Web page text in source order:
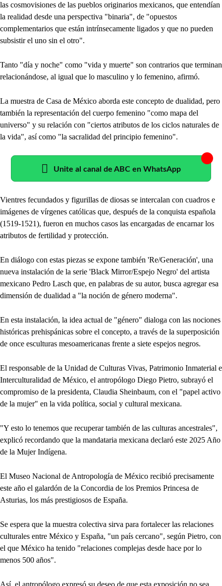
las cosmovisiones de las pueblos originarios mexicanos, que entendían
la realidad desde una perspectiva "binaria", de "opuestos
complementarios que están intrínsecamente ligados y que no pueden
subsistir el uno sin el otro".
Tanto "día y noche" como "vida y muerte" son contrarios que terminan
relacionándose, al igual que lo masculino y lo femenino, afirmó.
La muestra de Casa de México aborda este concepto de dualidad, pero
también la representación del cuerpo femenino "como mapa del
universo" y su relación con "ciertos atributos de los ciclos naturales de
la vida", así como "la sacralidad del principio femenino".
Unite al canal de ABC en WhatsApp
Vientres fecundados y figurillas de diosas se intercalan con cuadros e
imágenes de vírgenes católicas que, después de la conquista española
(1519-1521), fueron en muchos casos las encargadas de encarnar los
atributos de fertilidad y protección.
En diálogo con estas piezas se expone también 'Re/Generación', una
nueva instalación de la serie 'Black Mirror/Espejo Negro' del artista
mexicano Pedro Lasch que, en palabras de su autor, busca agregar esa
dimensión de dualidad a "la noción de género moderna".
En esta instalación, la idea actual de "género" dialoga con las nociones
históricas prehispánicas sobre el concepto, a través de la superposición
de once esculturas mesoamericanas frente a siete espejos negros.
El responsable de la Unidad de Culturas Vivas, Patrimonio Inmaterial e
Interculturalidad de México, el antropólogo Diego Pietro, subrayó el
compromiso de la presidenta, Claudia Sheinbaum, con el "papel activo
de la mujer" en la vida política, social y cultural mexicana.
"Y esto lo tenemos que recuperar también de las culturas ancestrales",
explicó recordando que la mandataria mexicana declaró este 2025 Año
de la Mujer Indígena.
El Museo Nacional de Antropología de México recibió precisamente
este año el galardón de la Concordia de los Premios Princesa de
Asturias, los más prestigiosos de España.
Se espera que la muestra colectiva sirva para fortalecer las relaciones
culturales entre México y España, "un país cercano", según Pietro, con
el que México ha tenido "relaciones complejas desde hace por lo
menos 500 años".